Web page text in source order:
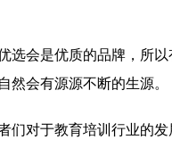
选会是优质的品牌，所
然会有源源不断的生源。
们对于教育培训行业的